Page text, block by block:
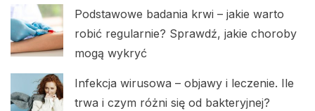
Podstawowe badania krwi – jakie warto
robić regularnie? Sprawdź, jakie choroby
mogą wykryć
Infekcja wirusowa – objawy i leczenie. Ile
trwa i czym różni się od bakteryjnej?